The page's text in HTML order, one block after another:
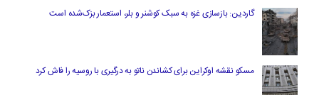
گاردین: بازسازی غزه به سبک کوشنر و بلر، استعمار بزک‌شده است
مسکو نقشه اوکراین برای کشاندن ناتو به درگیری با روسیه را فاش کرد